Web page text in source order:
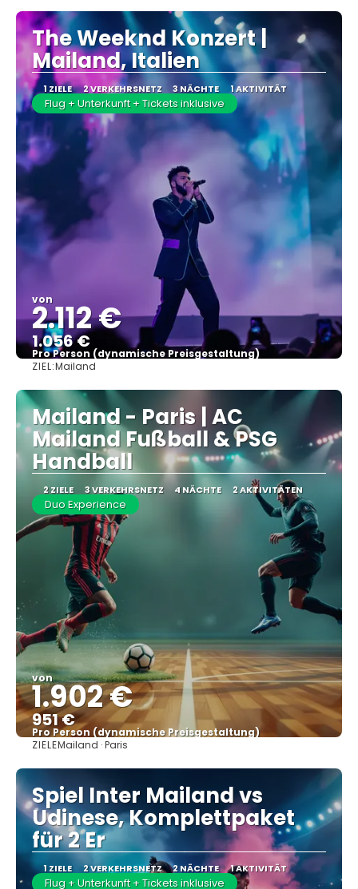
The Weeknd Konzert |
Mailand, Italien
1 ZIELE 2 VERKEHRSNETZ 3 NÄCHTE 1 AKTIVITÄT
Flug + Unterkunft + Tickets inklusive
von
2.112 €
1.056 €
Pro Person (dynamische Preisgestaltung)
ZIEL:Mailand
Mailand - Paris | AC
Mailand Fußball & PSG
Handball
2 ZIELE 3 VERKEHRSNETZ 4 NÄCHTE 2 AKTIVITÄTEN
Duo Experience
von
1.902 €
951 €
Pro Person (dynamische Preisgestaltung)
ZIELEMailand · Paris
Spiel Inter Mailand vs
Udinese, Komplettpaket
für 2 Er
1 ZIELE 2 VERKEHRSNETZ 2 NÄCHTE 1 AKTIVITÄT
Flug + Unterkunft + Tickets inklusive